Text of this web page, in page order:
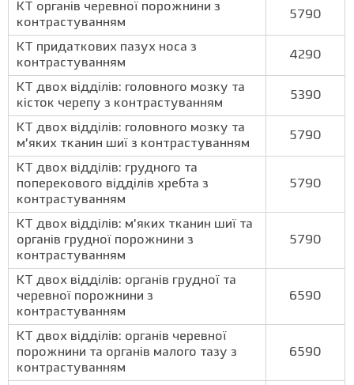
КТ органів черевної порожнини з
контрастуванням
5790
КТ придаткових пазух носа з
контрастуванням
4290
КТ двох відділів: головного мозку та
кісток черепу з контрастуванням
5390
КТ двох відділів: головного мозку та
м’яких тканин шиї з контрастуванням
5790
КТ двох відділів: грудного та
поперекового відділів хребта з
контрастуванням
5790
КТ двох відділів: м’яких тканин шиї та
органів грудної порожнини з
контрастуванням
5790
КТ двох відділів: органів грудної та
черевної порожнини з
контрастуванням
6590
КТ двох відділів: органів черевної
порожнини та органів малого тазу з
контрастуванням
6590